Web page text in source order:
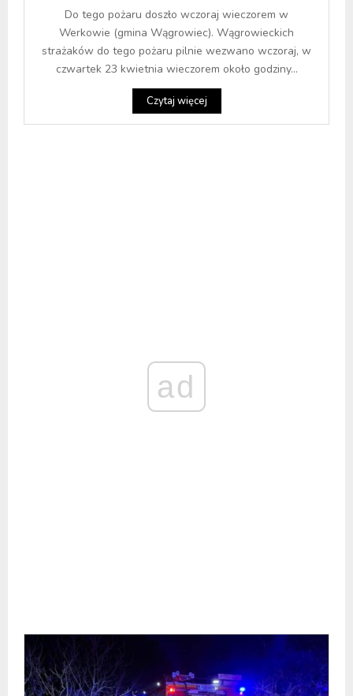
Do tego pożaru doszło wczoraj wieczorem w
Werkowie (gmina Wągrowiec). Wągrowieckich
strażaków do tego pożaru pilnie wezwano wczoraj, w
czwartek 23 kwietnia wieczorem około godziny...
Czytaj więcej
ad